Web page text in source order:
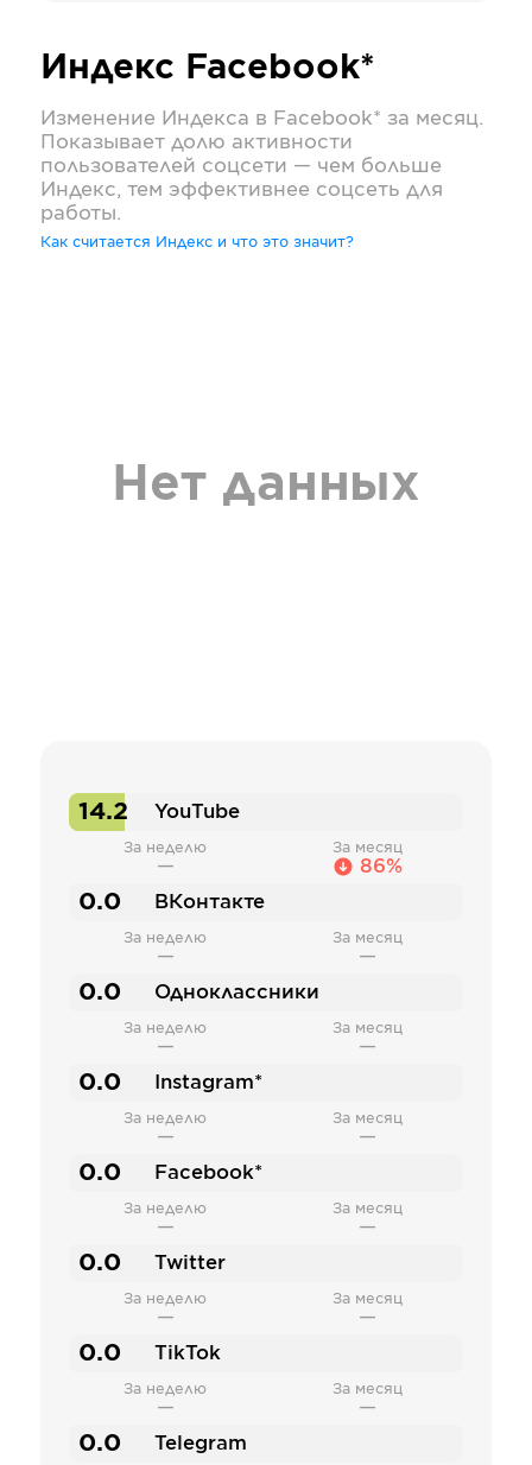
Индекс Facebook*
Изменение Индекса в Facebook* за месяц.
Показывает долю активности
пользователей соцсети — чем больше
Индекс, тем эффективнее соцсеть для
работы.
Как считается Индекс и что это значит?
Нет данных
14.2 YouTube
За неделю
—
За месяц
86%
0.0 ВКонтакте
За неделю
—
За месяц
—
0.0 Одноклассники
За неделю
—
За месяц
—
0.0 Instagram*
За неделю
—
За месяц
—
0.0 Facebook*
За неделю
—
За месяц
—
0.0 Twitter
За неделю
—
За месяц
—
0.0 TikTok
За неделю
—
За месяц
—
0.0 Telegram